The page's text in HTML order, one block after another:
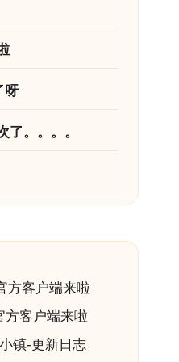
呀
了。。。。
方客户端来啦
方客户端来啦
镇-更新日志